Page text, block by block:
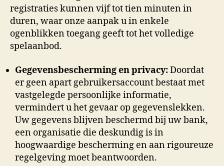
registraties kunnen vijf tot tien minuten in
duren, waar onze aanpak u in enkele
ogenblikken toegang geeft tot het volledige
spelaanbod.
Gegevensbescherming en privacy:Doordat
er geen apart gebruikersaccount bestaat met
vastgelegde persoonlijke informatie,
vermindert u het gevaar op gegevenslekken.
Uw gegevens blijven beschermd bij uw bank,
een organisatie die deskundig is in
hoogwaardige bescherming en aan rigoureuze
regelgeving moet beantwoorden.